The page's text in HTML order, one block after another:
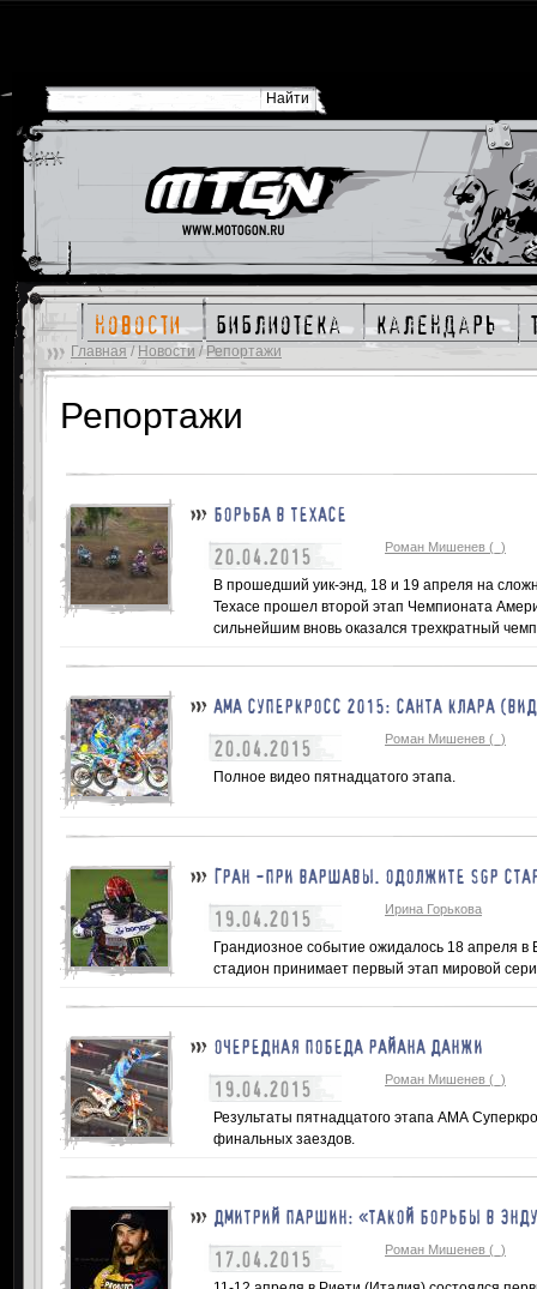
новости библиотека календарь
Главная / Новости /Репортажи
Репортажи
БОРЬБА В ТЕХАСЕ
20.04.2015 Роман Мишенев (_)
В прошедший уик-энд, 18 и 19 апреля на
Техасе прошел второй этап Чемпионата
сильнейшим вновь оказался трехкратный
АМА СУПЕРКРОСС 2015: САНТА КЛАРА
20.04.2015 Роман Мишенев (_)
Полное видео пятнадцатого этапа.
ГРАН -ПРИ ВАРШАВЫ. ОДОЛЖИТЕ SGP
19.04.2015 Ирина Горькова
Грандиозное событие ожидалось 18 апреля
стадион принимает первый этап мировой
ОЧЕРЕДНАЯ ПОБЕДА РАЙАНА ДАНЖИ
19.04.2015 Роман Мишенев (_)
Результаты пятнадцатого этапа АМА
финальных заездов.
ДМИТРИЙ ПАРШИН: «ТАКОЙ БОРЬБЫ В
17.04.2015 Роман Мишенев (_)